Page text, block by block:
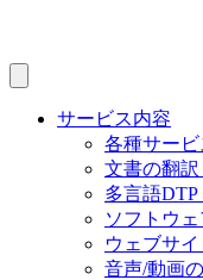
サービス内容
各種サー
文書の翻
多言語DTP
ソフトウ
ウェブサ
音声/動画